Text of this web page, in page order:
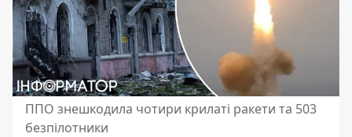
ППО знешкодила чотири крилаті ракети та 503
безпілотники